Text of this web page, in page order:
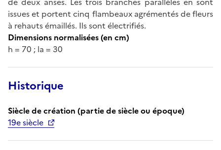
issues et portent cinq flambeaux agrémentés de fleurs
à rehauts émaillés. Ils sont électrifiés.
Dimensions normalisées (en cm)
h = 70 ; la = 30
Historique
Siècle de création (partie de siècle ou époque)
19e siècle